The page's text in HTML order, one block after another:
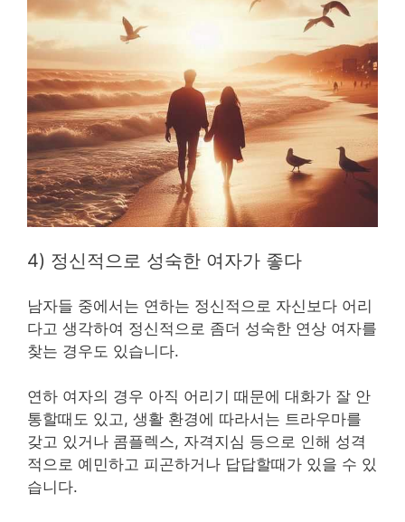
4) 정신적으로 성숙한 여자가 좋다
남자들 중에서는 연하는 정신적으로 자신보다 어리
다고 생각하여 정신적으로 좀더 성숙한 연상 여자를
찾는 경우도 있습니다.
연하 여자의 경우 아직 어리기 때문에 대화가 잘 안
통할때도 있고, 생활 환경에 따라서는 트라우마를
갖고 있거나 콤플렉스, 자격지심 등으로 인해 성격
적으로 예민하고 피곤하거나 답답할때가 있을 수 있
습니다.